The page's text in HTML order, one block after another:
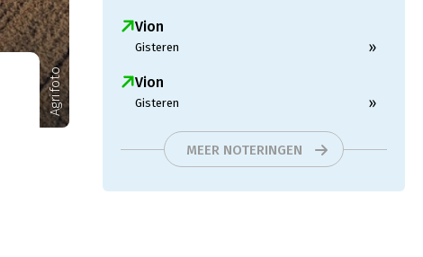
Agrifoto
Vion
Gisteren »
Vion
Gisteren »
MEER NOTERINGEN